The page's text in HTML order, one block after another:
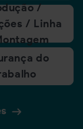
/
/ Linha
do